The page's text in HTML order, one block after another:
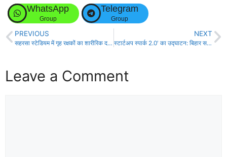
WhatsApp
Group
Telegram
Group
PREVIOUS
सहरसा स्टेडियम में गृह रक्षकों का शारीरिक दक्षता परीक्षा हुआ शुरू।
NEXT
स्टार्टअप स्पार्क 2.0′ का उद्घाटन: बिहार सरकार ने नवाचार को बढ़ावा देने हेतु महत्वपूर्ण कदम उठाया!
Leave a Comment